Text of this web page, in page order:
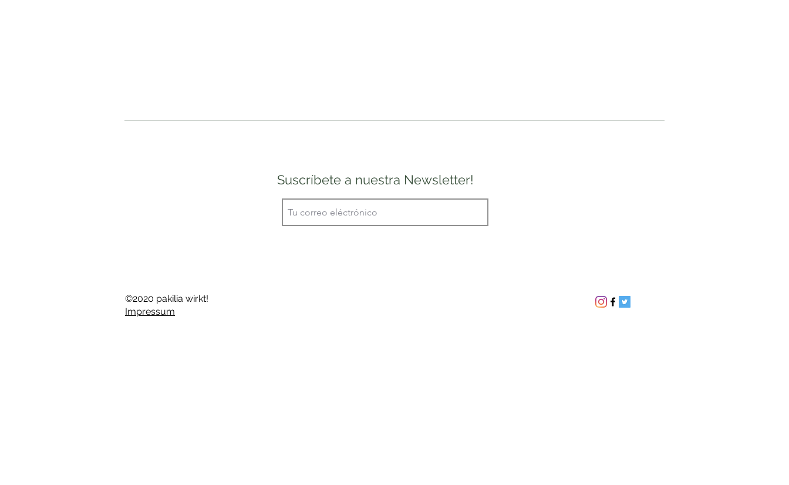
Suscríbete a nuestra Newsletter!
©2020 pakilia wirkt!
Impressum